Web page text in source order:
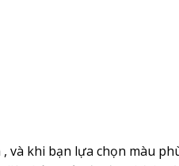
và khi bạn lựa chọn màu